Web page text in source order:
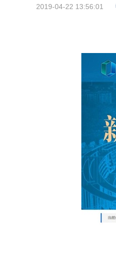
2019-04-22 13:56:01